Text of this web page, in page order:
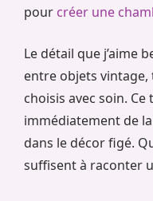
pour créer une
Le détail que j’aime
entre objets vintage,
choisis avec soin.
immédiatement de
dans le décor figé.
suffisent à raconter